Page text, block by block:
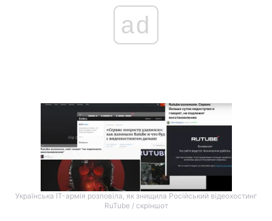
Війна
Україна Політика
Світ
Наука
ad
Українська IT-армія розповіла, як знищила Російський відеохостинг
RuTube / скріншот